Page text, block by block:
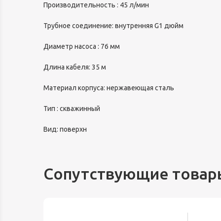
Производительность : 45 л/мин
Трубное соединение: внутренняя G1 дюйм
Диаметр насоса : 76 мм
Длина кабеля: 35 м
Материал корпуса: нержавеющая сталь
Тип : скважинный
Вид: поверхн
Сопутствующие